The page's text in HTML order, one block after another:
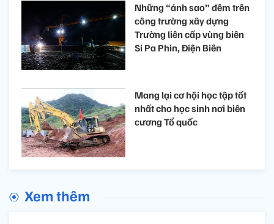
Những “ánh sao” đêm trên
công trường xây dựng
Trường liên cấp vùng biên
Si Pa Phìn, Điện Biên
Mang lại cơ hội học tập tốt
nhất cho học sinh nơi biên
cương Tổ quốc
Xem thêm